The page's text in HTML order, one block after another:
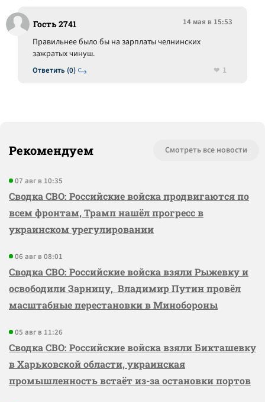
Гость 2741 14 мая в 15:53
Ответить (0)
Правильнее было бы на зарплаты челнинских
зажратых чинуш.
1
Рекомендуем Смотреть все новости
07 авг в 10:35
Сводка СВО: Российские войска продвигаются по
всем фронтам, Трамп нашёл прогресс в
украинском урегулировании
06 авг в 08:01
Сводка СВО: Российские войска взяли Рыжевку и
освободили Зарницу, Владимир Путин провёл
масштабные перестановки в Минобороны
05 авг в 11:26
Сводка СВО: Российские войска взяли Бикташевку
в Харьковской области, украинская
промышленность встаёт из-за остановки портов